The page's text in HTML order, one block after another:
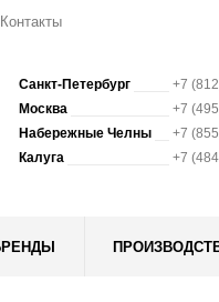
Контакты
Санкт-Петербург
+7
Москва
+7
Набережные Челны
+7
Калуга
+7